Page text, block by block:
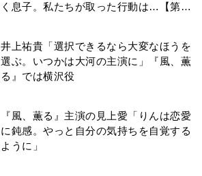
く息子。私たちが取った行動は…【第3
井上祐貴「選択できるなら大変なほうを
選ぶ。いつかは大河の主演に」『風、薫
る』では横沢役
『風、薫る』主演の見上愛「りんは恋愛
に鈍感。やっと自分の気持ちを自覚する
ように」